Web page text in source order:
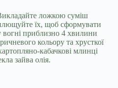
ложкою суміш
їх, щоб сформувати
приблизно 4 хвилини
кольору та хрусткої
кабачкові млинці
зайва олія.